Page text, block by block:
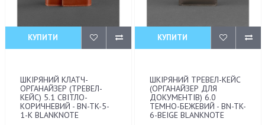
КУПИТИ
ШКІРЯНИЙ КЛАТЧ-
ОРГАНАЙЗЕР (ТРЕВЕЛ-
КЕЙС) 5.1 СВІТЛО-
КОРИЧНЕВИЙ - BN-TK-5-
1-K BLANKNOTE
КУПИТИ
ШКІРЯНИЙ ТРЕВЕЛ-КЕЙС
(ОРГАНАЙЗЕР ДЛЯ
ДОКУМЕНТІВ) 6.0
ТЕМНО-БЕЖЕВИЙ - BN-TK-
6-BEIGE BLANKNOTE